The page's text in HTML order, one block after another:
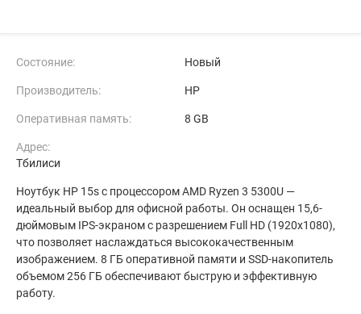
Состояние: Новый
Производитель: HP
Оперативная память: 8 GB
Адрес:
Тбилиси
Ноутбук HP 15s с процессором AMD Ryzen 3 5300U —
идеальный выбор для офисной работы. Он оснащен 15,6-
дюймовым IPS-экраном с разрешением Full HD (1920x1080),
что позволяет наслаждаться высококачественным
изображением. 8 ГБ оперативной памяти и SSD-накопитель
объемом 256 ГБ обеспечивают быструю и эффективную
работу.